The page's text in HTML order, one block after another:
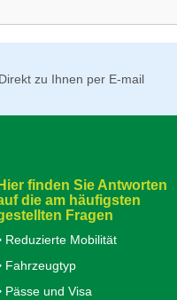
Direkt zu Ihnen per E-mail
Hier finden Sie Antworten
die am häufigsten
Fragen
Reduzierte Mobilität
Fahrzeugtyp
Pässe und Visa